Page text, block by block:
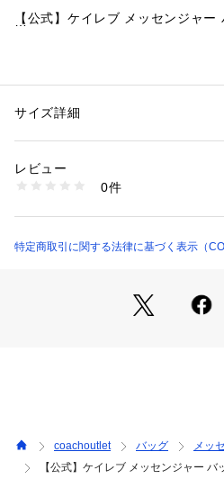
【公式】ケイレブ メッセンジャー
・ リファインド ペブル レザー
・ マグネット スナップ開閉、裏地
・ 取り外し可能ストラップ、肩か
・ A4サイズ、14インチ ノートパ
※ご使用のパソコンやスマートフ
実際のカラーと異なって見える場
富に揃えており、バッグ、財布、
などのライフスタイルを提案する
性別：メンズ
商品番号：
CY768#QBBK （ショップ）
サイズ詳細
レビュー
0件
特定商取引に関する法律に基づく表示（
coachoutlet バッグ
メッ
【公式】ケイレブ メッセンジャー バ